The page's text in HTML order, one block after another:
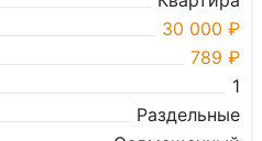
30 000 ₽
789 ₽
1
Раздельные